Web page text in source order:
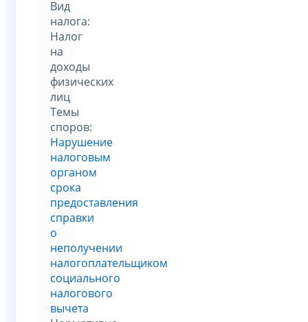
Вид
налога:
Налог
на
доходы
физических
лиц
Темы
споров:
Нарушение
налоговым
органом
срока
предоставления
справки
о
неполучении
налогоплательщиком
социального
налогового
вычета